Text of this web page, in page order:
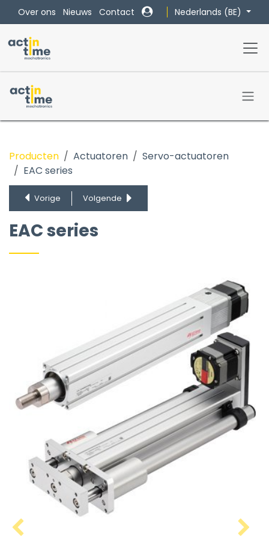
Overslaan naar inhoud
Over ons Nieuws Contact Nederlands (BE)
EAC series
MCE series
MSCE series
Producten Actuatoren
Servo-actuatoren
EAC series
Vorige Volgende
EAC series